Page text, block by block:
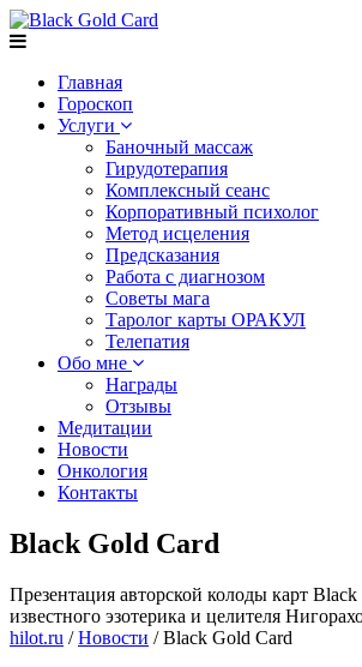
Главная
Гороскоп
Услуги
Баночный массаж
Гирудотерапия
Комплексный сеанс
Корпоративный психолог
Метод исцеления
Предсказания
Работа с диагнозом
Советы мага
Таролог карты ОРАКУЛ
Телепатия
Обо мне
Награды
Отзывы
Медитации
Новости
Онкология
Контакты
Black Gold Card
Презентация авторской колоды карт
известного эзотерика и целителя
hilot.ru /Новости /Black Gold Card